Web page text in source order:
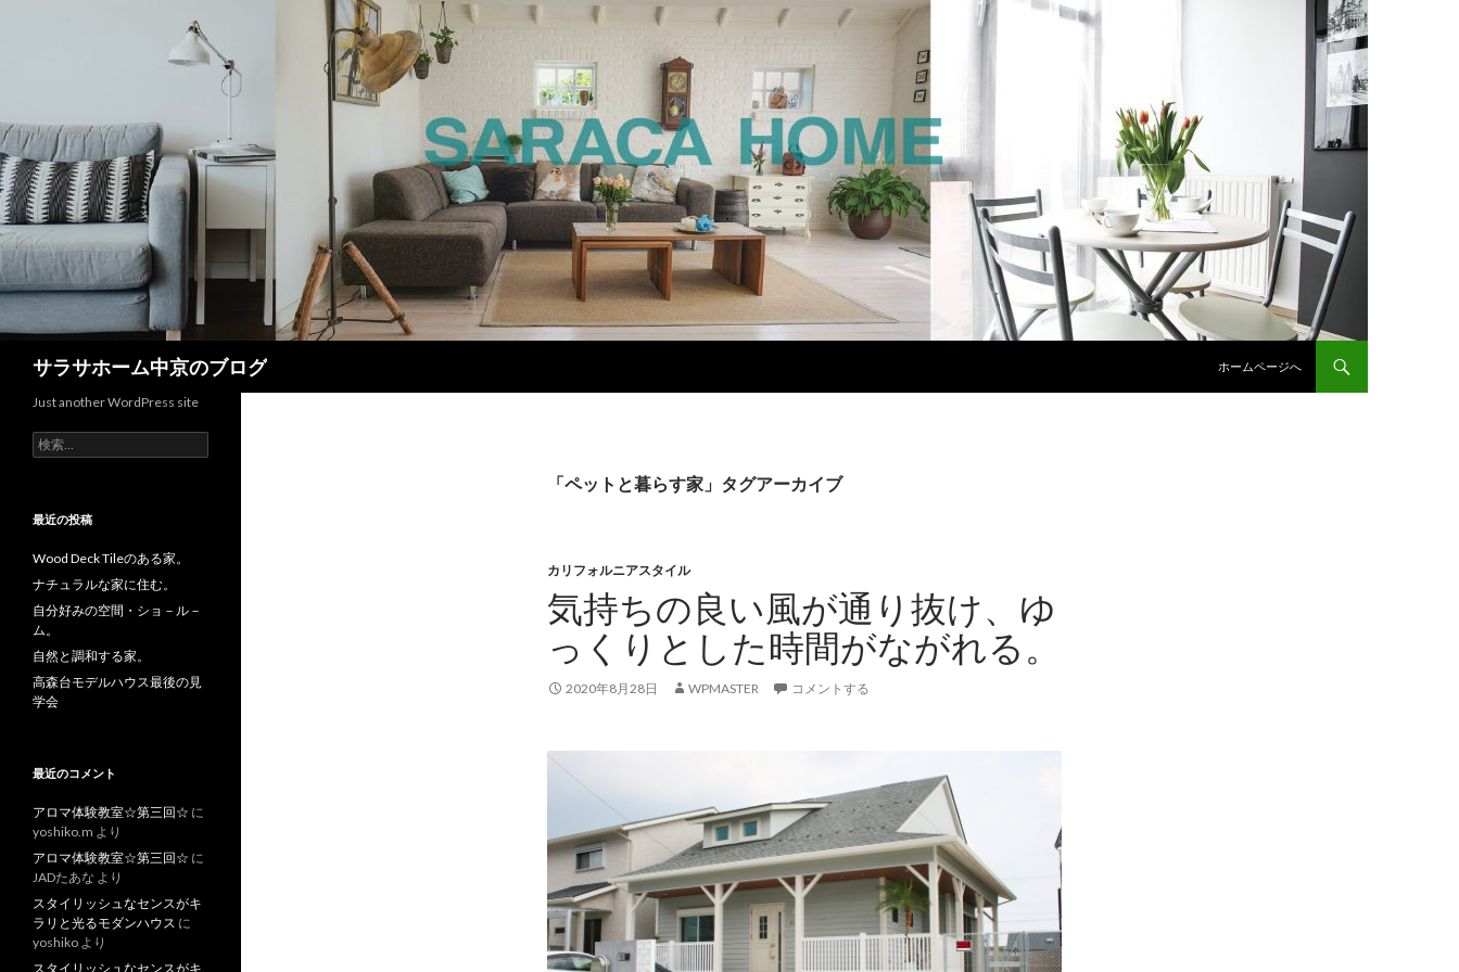
サラサホーム中京のブログ
ホームページへ
「ペットと暮らす家」タグアーカイブ
カリフォルニアスタイル
気持ちの良い風が通り抜け、ゆ
っくりとした時間がながれる。
2020年8月28日 WPMASTER コメントする
Just another WordPress site
検
索:
最近の投稿
Wood Deck Tileのある家。
ナチュラルな家に住む。
自分好みの空間・ショ－ル－
ム。
自然と調和する家。
高森台モデルハウス最後の見
学会
最近のコメント
アロマ体験教室☆第三回☆ に
yoshiko.m より
アロマ体験教室☆第三回☆ に
JADたあな より
スタイリッシュなセンスがキ
ラリと光るモダンハウス に
yoshiko より
スタイリッシュなセンスがキ